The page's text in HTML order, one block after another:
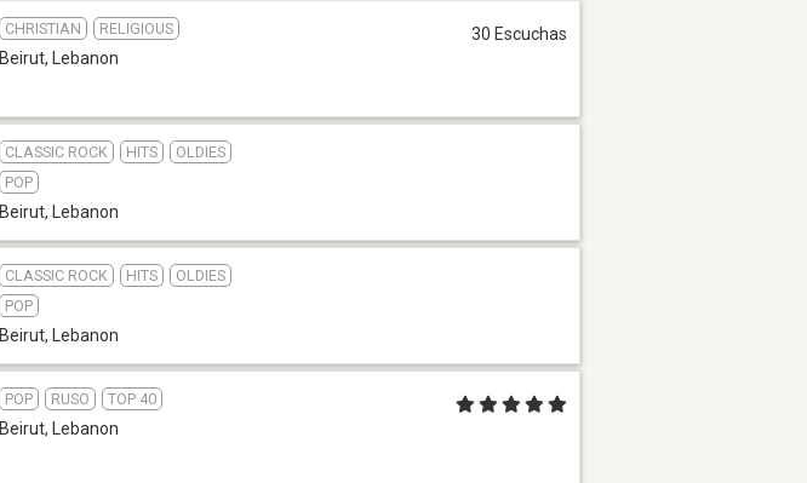
CHRISTIAN RELIGIOUS
Beirut, Lebanon
30 Escuchas
CLASSIC ROCK HITS
OLDIES
POP
Beirut, Lebanon
CLASSIC ROCK HITS
OLDIES
POP
Beirut, Lebanon
POP RUSO TOP 40
Beirut, Lebanon